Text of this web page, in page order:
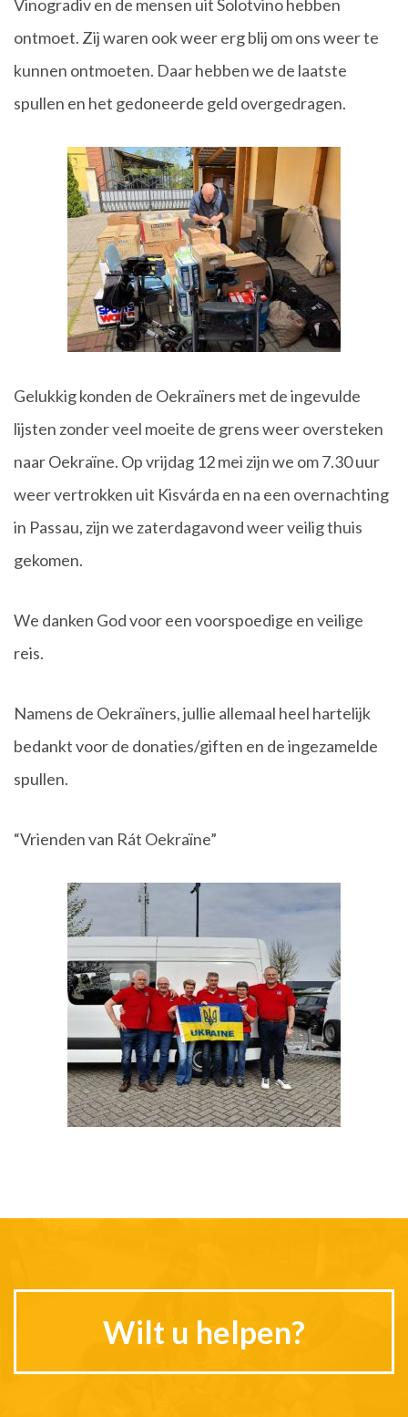
Vinogradiv en de mensen uit Solotvino hebben
ontmoet. Zij waren ook weer erg blij om ons weer te
kunnen ontmoeten. Daar hebben we de laatste
spullen en het gedoneerde geld overgedragen.
Gelukkig konden de Oekraïners met de ingevulde
lijsten zonder veel moeite de grens weer oversteken
naar Oekraïne. Op vrijdag 12 mei zijn we om 7.30 uur
weer vertrokken uit Kisvárda en na een overnachting
in Passau, zijn we zaterdagavond weer veilig thuis
gekomen.
We danken God voor een voorspoedige en veilige
reis.
Namens de Oekraïners, jullie allemaal heel hartelijk
bedankt voor de donaties/giften en de ingezamelde
spullen.
“Vrienden van Rát Oekraïne”
Wilt u helpen?